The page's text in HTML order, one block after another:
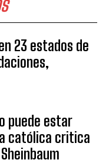
23 estados de
puede estar
católica critica